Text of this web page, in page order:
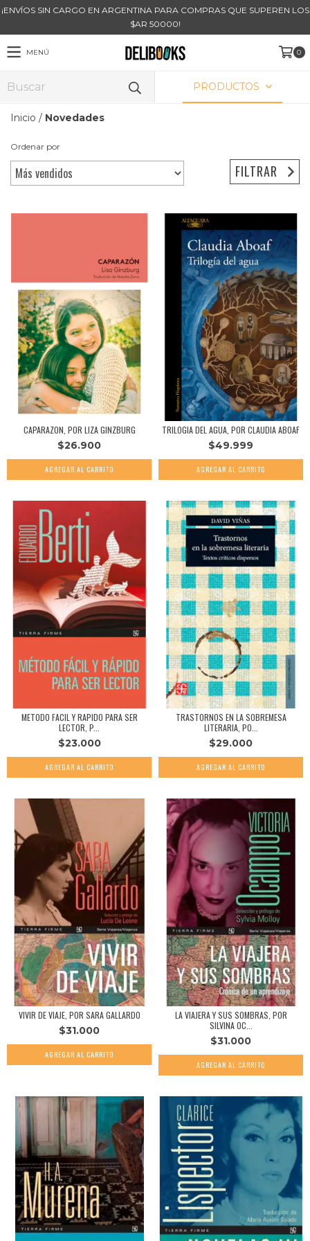
¡ENVÍOS SIN CARGO EN ARGENTINA PARA COMPRAS QUE SUPEREN LOS
$AR 50000!
MENÚ 0
PRODUCTOS
Inicio / Novedades
Ordenar por
FILTRAR
CAPARAZON, POR LIZA GINZBURG
$26.900
TRILOGIA DEL AGUA, POR CLAUDIA ABOAF
$49.999
METODO FACIL Y RAPIDO PARA SER
LECTOR, P...
$23.000
TRASTORNOS EN LA SOBREMESA
LITERARIA, PO...
$29.000
VIVIR DE VIAJE, POR SARA GALLARDO
$31.000
LA VIAJERA Y SUS SOMBRAS, POR
SILVINA OC...
$31.000